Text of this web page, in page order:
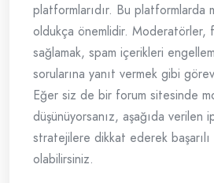
platformlarıdır. Bu platformlarda
oldukça önemlidir. Moderatörler,
sağlamak, spam içerikleri
sorularına yanıt vermek gibi
Eğer siz de bir forum sitesinde
düşünüyorsanız, aşağıda verilen
stratejilere dikkat ederek
olabilirsiniz.